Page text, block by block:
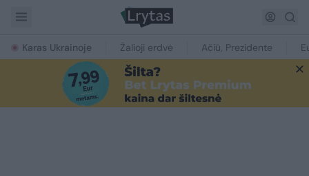
Karas Ukrainoje Žalioji erdvė Ačiū, Prezidente